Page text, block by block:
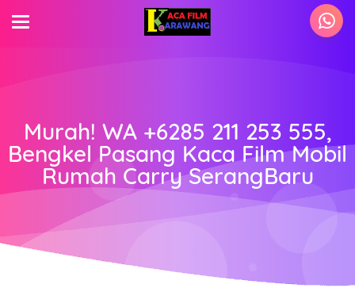
Murah! WA +6285 211 253 555,
Bengkel Pasang Kaca Film Mobil
Rumah Carry SerangBaru